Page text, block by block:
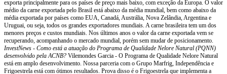
exporta principalmente para os países de preço mais baixo, com exceção da Europa. O valor
médio da carne exportada pelo Brasil está abaixo da média mundial, bem como abaixo da
média exportada por países como EUA, Canadá, Austrália, Nova Zelândia, Argentina e
Uruguai, ou seja, todos os grandes exportadores mundiais. A carne brasileira tem um dos
menores preços e custos mundiais. Nos últimos anos o valor da carne exportada vem se
recuperando, acompanhando o mercado mundial, porém sem mudar de posicionamento.
InvestNews - Como está a atuação do Programa de Qualidade Nelore Natural (PQNN)
desenvolvido pela ACNB? Vilemondes Garcia - O Programa de Qualidade Nelore Natural
está em amplo desenvolvimento. Nossa parceria com o Grupo Marfrig, Independência e
Frigoestrela está com ótimos resultados. Prova disso é o Frigoestrela que implementa a